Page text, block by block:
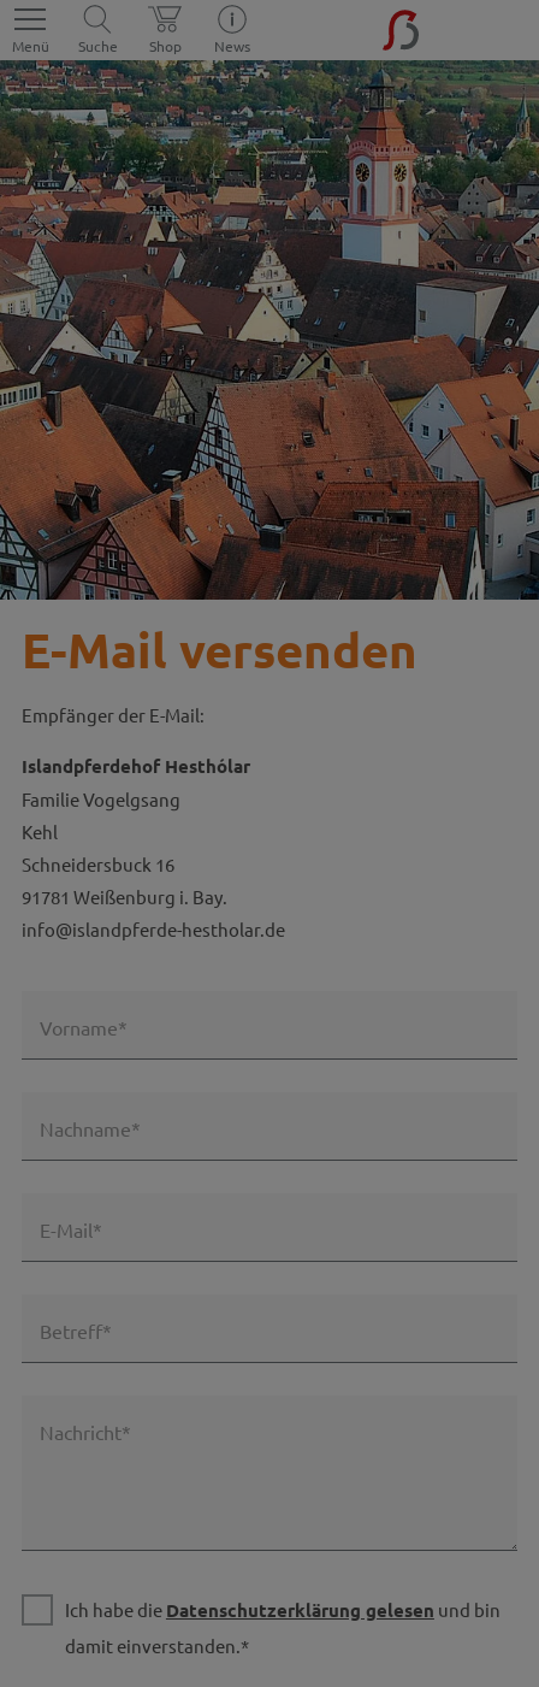
Menü Suche Shop News
E-Mail versenden
Empfänger der E-Mail:
Islandpferdehof Hesthólar
Familie Vogelgsang
Kehl
Schneidersbuck 16
91781 Weißenburg i. Bay.
info@islandpferde-hestholar.de
Vorname*
Nachname*
E-Mail*
Betreff*
Nachricht*
Ich habe die Datenschutzerklärung gelesen und bin
damit einverstanden.*